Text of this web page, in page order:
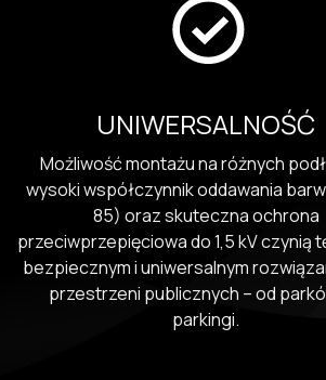
UNIWERSALNOŚĆ
Możliwość montażu na różnych
wysoki współczynnik oddawania barw
85) oraz skuteczna ochrona
przeciwprzepięciowa do 1,5 kV czynią
bezpiecznym i uniwersalnym
przestrzeni publicznych – od
parkingi.